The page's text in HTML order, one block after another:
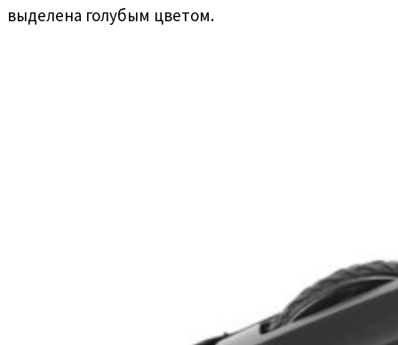
выделена голубым цветом.